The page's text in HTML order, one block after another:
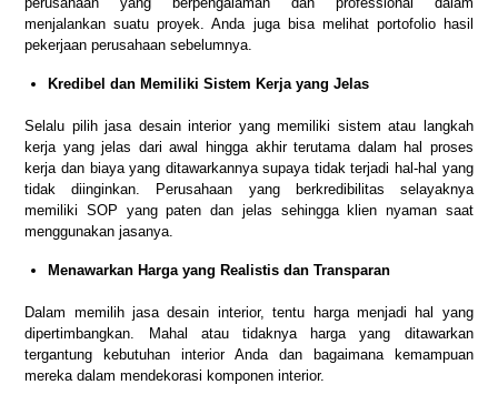
menjalankan suatu proyek. Anda juga bisa melihat portofolio hasil
pekerjaan perusahaan sebelumnya.
Kredibel dan Memiliki Sistem Kerja yang Jelas
Selalu pilih jasa desain interior yang memiliki sistem atau langkah
kerja yang jelas dari awal hingga akhir terutama dalam hal proses
kerja dan biaya yang ditawarkannya supaya tidak terjadi hal-hal yang
tidak diinginkan. Perusahaan yang berkredibilitas selayaknya
memiliki SOP yang paten dan jelas sehingga klien nyaman saat
menggunakan jasanya.
Menawarkan Harga yang Realistis dan Transparan
Dalam memilih jasa desain interior, tentu harga menjadi hal yang
dipertimbangkan. Mahal atau tidaknya harga yang ditawarkan
tergantung kebutuhan interior Anda dan bagaimana kemampuan
mereka dalam mendekorasi komponen interior.